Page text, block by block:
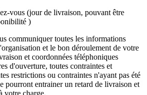
vous (jour de livraison, pouvant être
)
communiquer toutes les informations
et le bon déroulement de votre
et coordonnées téléphoniques
d'ouverture, toutes contraintes et
restrictions ou contraintes n'ayant pas été
pourront entrainer un retard de livraison et
votre charge.